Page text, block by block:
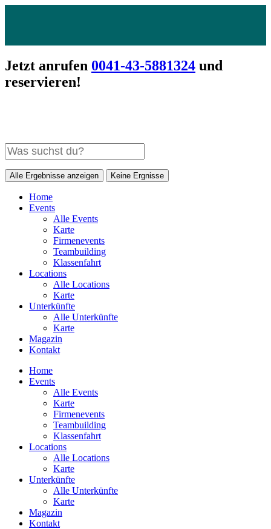
Jetzt anrufen 0041-43-5881324 und
reservieren!
Alle Ergebnisse anzeigen Keine Ergnisse
Home
Events
Alle Events
Karte
Firmenevents
Teambuilding
Klassenfahrt
Locations
Alle Locations
Karte
Unterkünfte
Alle Unterkünfte
Karte
Magazin
Kontakt
Home
Events
Alle Events
Karte
Firmenevents
Teambuilding
Klassenfahrt
Locations
Alle Locations
Karte
Unterkünfte
Alle Unterkünfte
Karte
Magazin
Kontakt